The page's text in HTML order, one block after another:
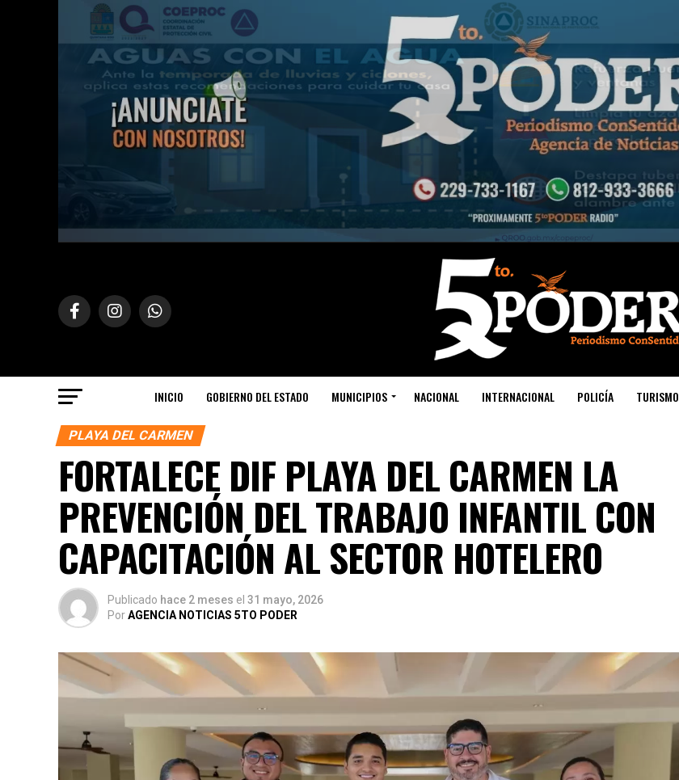
INICIO GOBIERNO DEL ESTADO MUNICIPIOS NACIONAL INTERNACIONAL POLICÍA TURISMO
PLAYA DEL CARMEN
FORTALECE DIF PLAYA DEL CARMEN LA
PREVENCIÓN DEL TRABAJO INFANTIL CON
CAPACITACIÓN AL SECTOR HOTELERO
Publicado hace 2 meses el 31 mayo, 2026
PorAGENCIA NOTICIAS 5TO PODER